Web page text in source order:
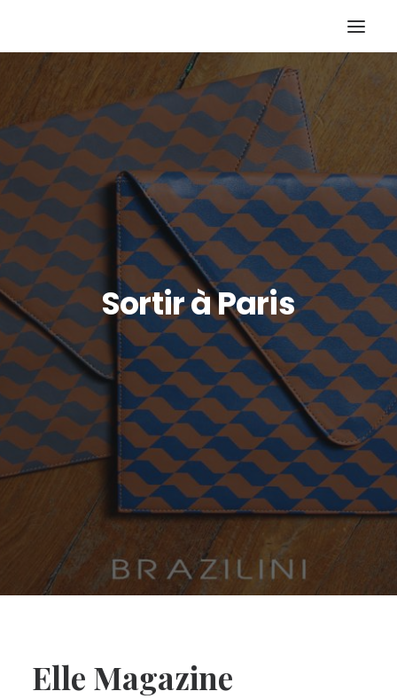
Sortir à Paris
Elle Magazine